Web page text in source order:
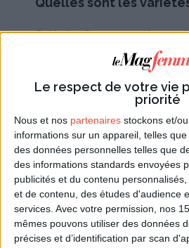
Le respect de votre vie
priorité
Nous et nos partenaires stockons et/
informations sur un appareil, telles
des données personnelles telles que
des informations standards envoyées
publicités et du contenu
et de contenu, des études d'audience
services. Avec votre permission, nos
mêmes pouvons utiliser des données
précises et d’identification par scan
Offrir des fleurs en cadeau
et agréable. Cependant, il est
bonnes variétés defleurs fête
chacune possède ses
significations. Par exemple,
fleurs idéales pour la fête des
symbolisent la beauté,
délicatesse et leur parfum en
charmant pour exprimer
mère.
En plus des pivoines, vous
fleurs à votre bouquet. Les